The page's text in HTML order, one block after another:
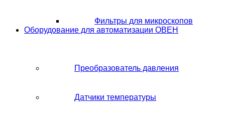
Фильтры для микроскопов
Оборудование для автоматизации ОВЕН
Преобразователь давления
Датчики температуры